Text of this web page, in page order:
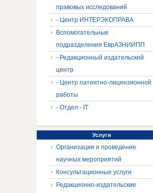
правовых исследований
- Центр ИНТЕРЭКОПРАВА
Вспомогательные
подразделения ЕврАЗНИИПП
- Редакционный издательский
центр
- Центр патентно-лицензионной
работы
- Отдел - IT
Услуги
Организация и проведение
научных мероприятий
Консультационные услуги
Редакционно-издательские